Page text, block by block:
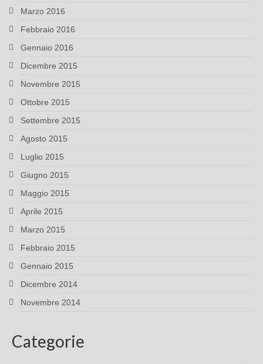
Marzo 2016
Febbraio 2016
Gennaio 2016
Dicembre 2015
Novembre 2015
Ottobre 2015
Settembre 2015
Agosto 2015
Luglio 2015
Giugno 2015
Maggio 2015
Aprile 2015
Marzo 2015
Febbraio 2015
Gennaio 2015
Dicembre 2014
Novembre 2014
Categorie